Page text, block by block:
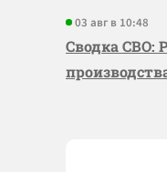
03 авг в 10:48
Сводка СВО: